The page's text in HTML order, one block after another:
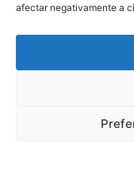
afectar negativamente a
POLÍTICA DE